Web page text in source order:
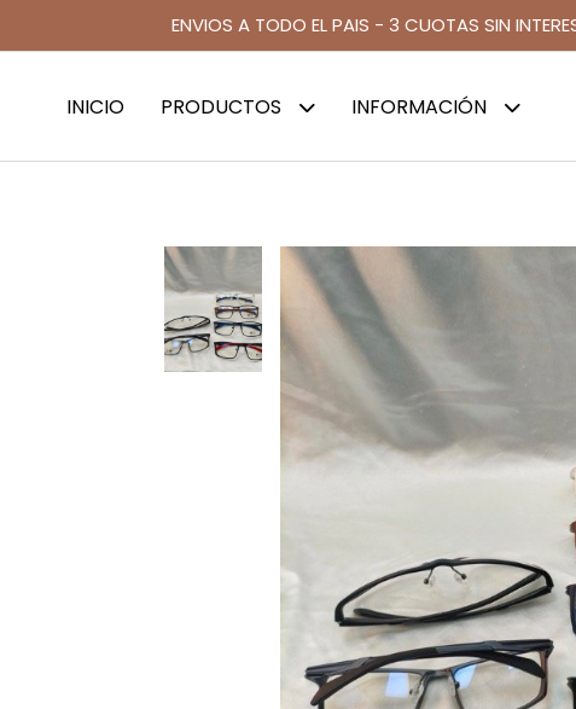
ENVIOS A TODO EL PAIS - 3 CUOTAS SIN
INICIO PRODUCTOS INFORMACIÓN